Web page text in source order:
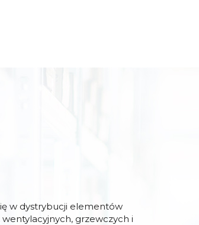
w dystrybucji elementów
grzewczych i